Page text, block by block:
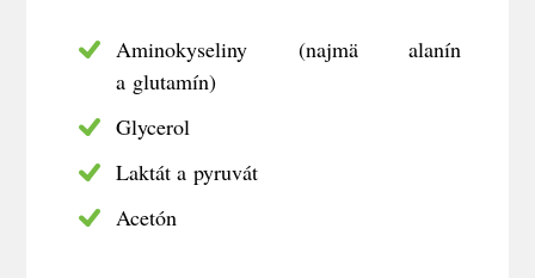
Aminokyseliny (najmä alanín
a glutamín)
Glycerol
Laktát a pyruvát
Acetón